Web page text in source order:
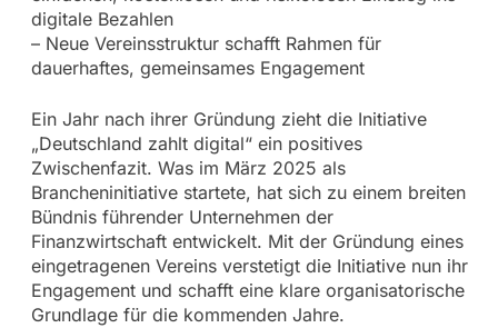
digitale Bezahlen
– Neue Vereinsstruktur schafft Rahmen für
dauerhaftes, gemeinsames Engagement
Ein Jahr nach ihrer Gründung zieht die Initiative
„Deutschland zahlt digital“ ein positives
Zwischenfazit. Was im März 2025 als
Brancheninitiative startete, hat sich zu einem breiten
Bündnis führender Unternehmen der
Finanzwirtschaft entwickelt. Mit der Gründung eines
eingetragenen Vereins verstetigt die Initiative nun ihr
Engagement und schafft eine klare organisatorische
Grundlage für die kommenden Jahre.